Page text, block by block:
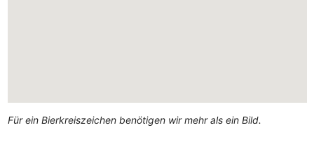
Für ein Bierkreiszeichen benötigen wir mehr als ein Bild.